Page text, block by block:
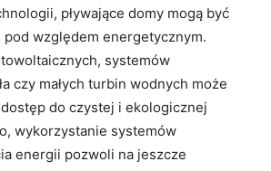
pływające domy mogą być
pod względem energetycznym.
systemów
czy małych turbin wodnych może
do czystej i ekologicznej
‌wykorzystanie systemów
energii pozwoli na jeszcze